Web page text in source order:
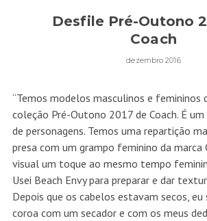
Desfile Pré-Outono
Coach
dezembro 2016
“Temos modelos masculinos e femininos
coleção Pré-Outono 2017 de Coach. É
de personagens. Temos uma repartição
presa com um grampo feminino da marca
visual um toque ao mesmo tempo
Usei Beach Envy para preparar e dar
Depois que os cabelos estavam secos,
coroa com um secador e com os meus